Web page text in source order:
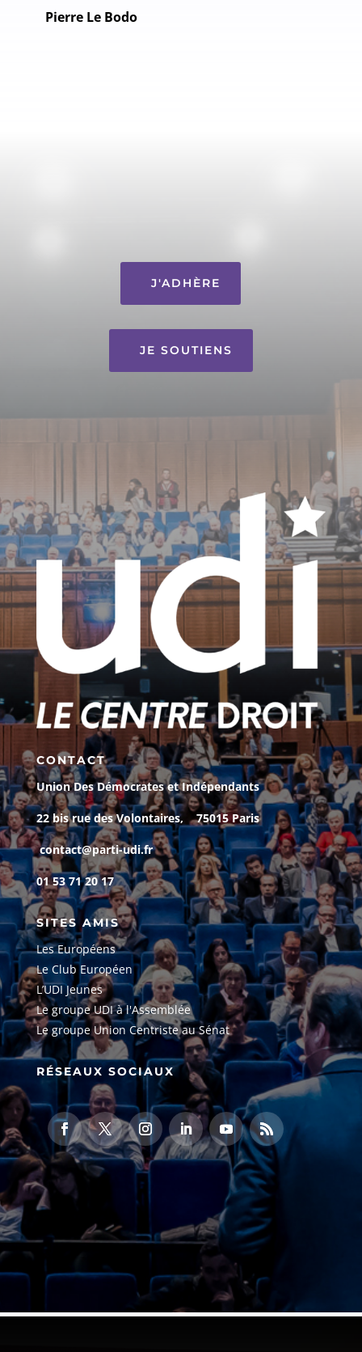
Pierre Le Bodo
J'ADHÈRE
JE SOUTIENS
CONTACT
Union Des Démocrates et Indépendants
22 bis rue des Volontaires, 75015 Paris
contact@parti-udi.fr
01 53 71 20 17
SITES AMIS
Les Européens
Le Club Européen
L’UDI Jeunes
Le groupe UDI à l'Assemblée
Le groupe Union Centriste au Sénat
RÉSEAUX SOCIAUX